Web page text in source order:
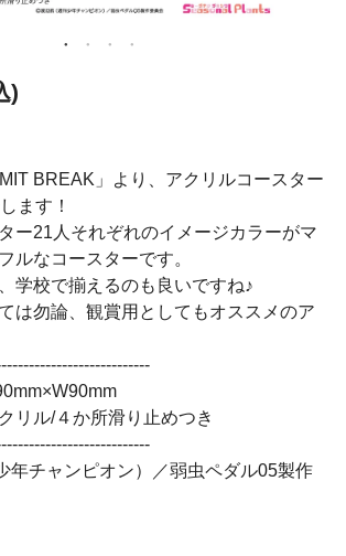
)
BREAK」より、アクリルコースター
ます！
ー21人それぞれのイメージカラーがマ
ルなコースターです。
学校で揃えるのも良いですね♪
は勿論、観賞用としてもオススメのア
ル/４か所滑り止めつき
年チャンピオン）／弱虫ペダル05製作